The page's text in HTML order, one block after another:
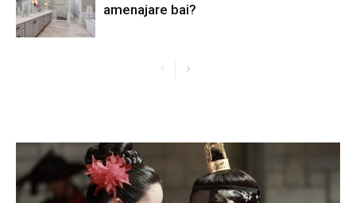
amenajare bai?